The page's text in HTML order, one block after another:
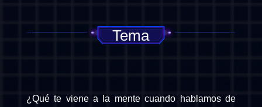
Tema
¿Qué te viene a la mente cuando hablamos de